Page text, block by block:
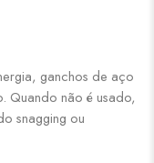
ganchos de aço
Quando não é usado,
snagging ou